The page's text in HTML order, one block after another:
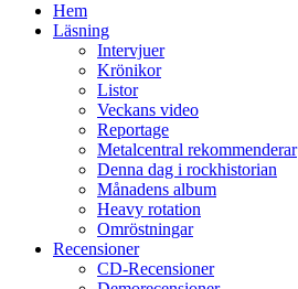
Hem
Läsning
Intervjuer
Krönikor
Listor
Veckans video
Reportage
Metalcentral rekommenderar
Denna dag i rockhistorian
Månadens album
Heavy rotation
Omröstningar
Recensioner
CD-Recensioner